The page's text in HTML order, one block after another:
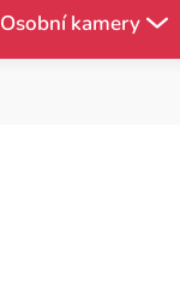
Osobní kamery